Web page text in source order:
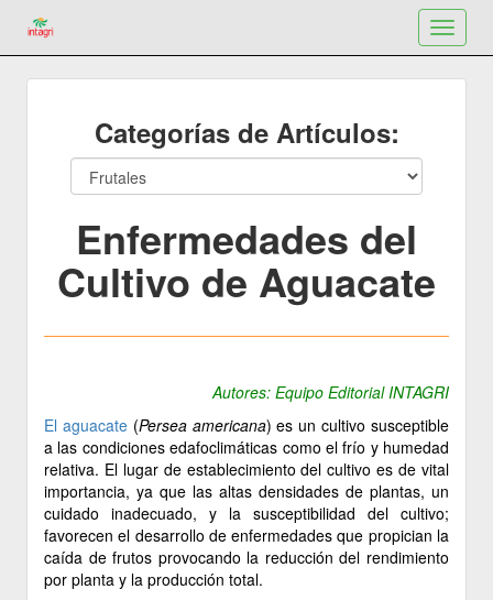
Toggle
Categorías de Artículos:
Enfermedades del
Cultivo de Aguacate
Autores: Equipo Editorial INTAGRI
El aguacate(Persea americana) es un cultivo susceptible
a las condiciones edafoclimáticas como el frío y humedad
relativa. El lugar de establecimiento del cultivo es de vital
importancia, ya que las altas densidades de plantas, un
cuidado inadecuado, y la susceptibilidad del cultivo;
favorecen el desarrollo de enfermedades que propician la
caída de frutos provocando la reducción del rendimiento
por planta y la producción total.